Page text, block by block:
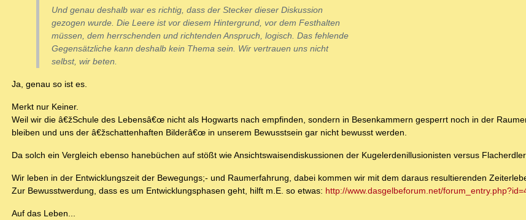
Und genau deshalb war es richtig, dass der Stecker dieser Diskussion
gezogen wurde. Die Leere ist vor diesem Hintergrund, vor dem Festhalten
müssen, dem herrschenden und richtenden Anspruch, logisch. Das fehlende
Gegensätzliche kann deshalb kein Thema sein. Wir vertrauen uns nicht
selbst, wir beten.
Ja, genau so ist es.
Merkt nur Keiner.
Weil wir die â€žSchule des Lebensâ€œ nicht als Hogwarts nach empfinden, sondern in Besenkammern gesperrt noch in der
bleiben und uns der â€žschattenhaften Bilderâ€œ in unserem Bewusstsein gar nicht bewusst werden.
Da solch ein Vergleich ebenso hanebüchen auf stößt wie Ansichtswaisendiskussionen der Kugelerdenillusionisten versus
Wir leben in der Entwicklungszeit der Bewegungs;- und Raumerfahrung, dabei kommen wir mit dem daraus resultierenden
Zur Bewusstwerdung, dass es um Entwicklungsphasen geht, hilft m.E. so etwas: http://www.dasgelbeforum.net/
Auf das Leben...